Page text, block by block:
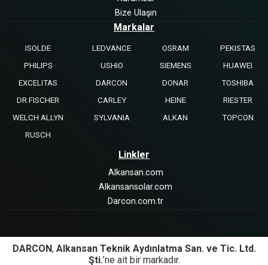
Bize Ulaşın
Markalar
ISOLDE LEDVANCE OSRAM
PEKISTAS
PHILIPS
USHIO SIEMENS
HUAWEI
EXCELITAS
DARCON DONAR
TOSHIBA
DR.FISCHER
CARLEY HEINE
RIESTER
WELCH ALLYN
SYLVANIA ALKAN
TOPCON
RUSCH
Linkler
Alkansan.com
Alkansansolar.com
Darcon.com.tr
DARCON, Alkansan Teknik Aydınlatma San. ve Tic. Ltd.
Şti.’ne ait bir markadır.